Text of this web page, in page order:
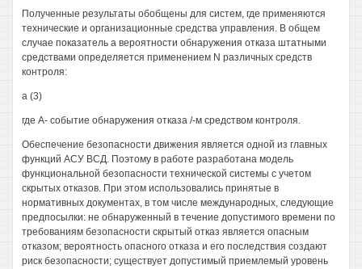
Полученные результаты обобщены для систем, где применяются
технические и организационные средства управления. В общем
случае показатель а вероятности обнаружения отказа штатными
средствами определяется применением N различных средств
контроля:
а (3)
где А- событие обнаружения отказа /-м средством контроля.
Обеспечение безопасности движения является одной из главных
функций АСУ ВСД. Поэтому в работе разработана модель
функциональной безопасности технической системы с учетом
скрытых отказов. При этом использовались принятые в
нормативных документах, в том числе международных, следующие
предпосылки: не обнаруженный в течение допустимого времени по
требованиям безопасности скрытый отказ является опасным
отказом; вероятность опасного отказа и его последствия создают
риск безопасности; существует допустимый приемлемый уровень